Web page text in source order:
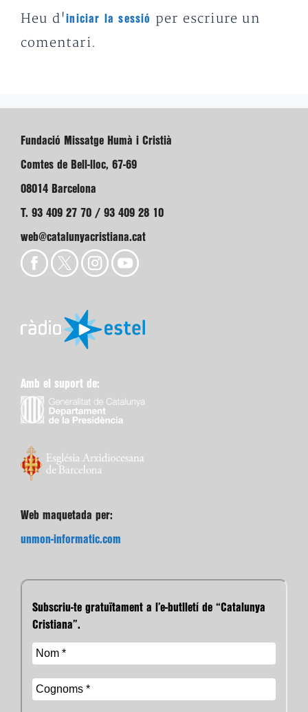
Heu d'iniciar la sessió
per escriure un
comentari.
Fundació Missatge Humà i Cristià
Comtes de Bell-lloc, 67-69
08014 Barcelona
T. 93 409 27 70 / 93 409 28 10
web@catalunyacristiana.cat
Amb el suport de:
Web maquetada per:
unmon-informatic.com
Subscriu-te gratuïtament a l’e-butlletí de “Catalunya
Cristiana”.